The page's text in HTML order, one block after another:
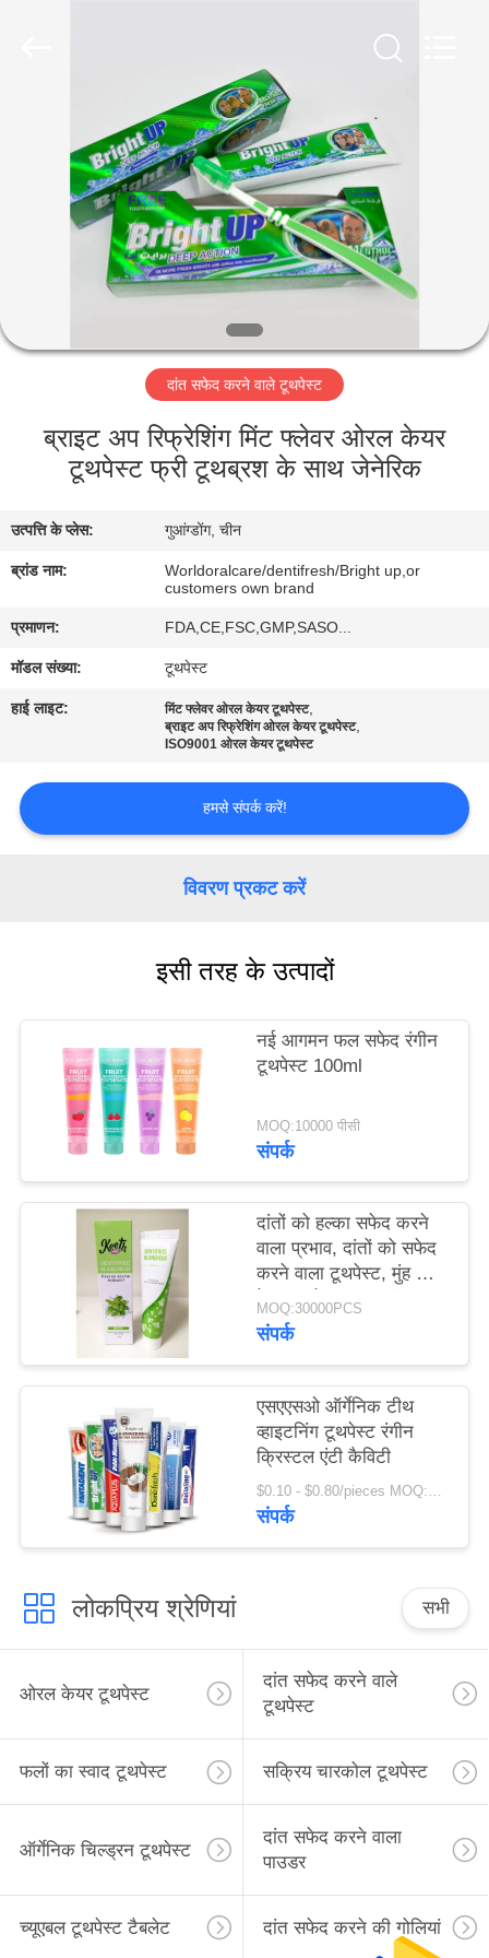
उत्पादों
हमारे
बारे
कारखाना
गुणवत्ता
नियंत्रण
संपर्क
करें
एक
उद्धरण
गोपनीयता
दांत सफेद करने वाले टूथपेस्ट
ब्राइट अप रिफ्रेशिंग मिंट फ्लेवर ओरल केयर
टूथपेस्ट फ्री टूथब्रश के साथ जेनेरिक
उत्पत्ति के प्लेस: गुआंग्डोंग, चीन
ब्रांड नाम:
Worldoralcare/dentifresh/Bright up,or
customers own brand
प्रमाणन: FDA,CE,FSC,GMP,SASO...
मॉडल संख्या: टूथपेस्ट
हाई लाइट: मिंट फ्लेवर ओरल केयर टूथपेस्ट,
ब्राइट अप रिफ्रेशिंग ओरल केयर टूथपेस्ट,
ISO9001 ओरल केयर टूथपेस्ट
हमसे संपर्क करें!
विवरण प्रकट करें
इसी तरह के उत्पादों
नई आगमन फल सफेद रंगीन
टूथपेस्ट 100ml
MOQ:10000 पीसी
संपर्क
दांतों को हल्का सफेद करने
वाला प्रभाव, दांतों को सफेद
करने वाला टूथपेस्ट, मुंह की
देखभाल के प्रकार, दंत
चिकित्सा देखभाल उत्पाद 50
MOQ:30000PCS
संपर्क
एसएएसओ ऑर्गेनिक टीथ
व्हाइटनिंग टूथपेस्ट रंगीन
क्रिस्टल एंटी कैविटी
$0.10 - $0.80/pieces MOQ:500 टुकड़े
संपर्क
लोकप्रिय श्रेणियां सभी
ओरल केयर टूथपेस्ट
दांत सफेद करने वाले
टूथपेस्ट
फलों का स्वाद टूथपेस्ट सक्रिय चारकोल टूथपेस्ट
ऑर्गेनिक चिल्ड्रन टूथपेस्ट
दांत सफेद करने वाला
पाउडर
च्यूएबल टूथपेस्ट टैबलेट दांत सफेद करने की गोलियां